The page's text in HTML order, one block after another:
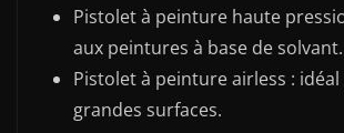
Pistolet à peinture haute
aux peintures à base de solvant.
Pistolet à peinture airless :
grandes surfaces.